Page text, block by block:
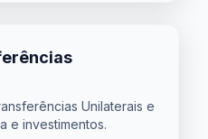
Unilaterais e
e investimentos.